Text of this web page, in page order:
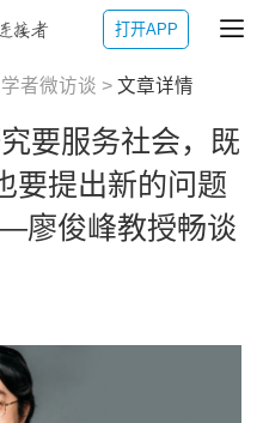
打开APP
学者微访谈 > 文章详情
究要服务社会，既
要提出新的问题
廖俊峰教授畅谈